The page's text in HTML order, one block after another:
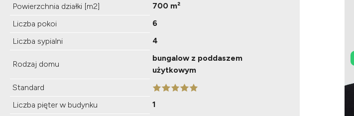
Powierzchnia działki [m2]
700 m²
Liczba pokoi
6
Liczba sypialni
4
Rodzaj domu
bungalow z poddaszem
użytkowym
Standard
Liczba pięter w budynku
1